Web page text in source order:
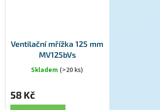
Ventilační mřížka 125 mm
MV125bVs
Skladem (>20 ks)
58 Kč